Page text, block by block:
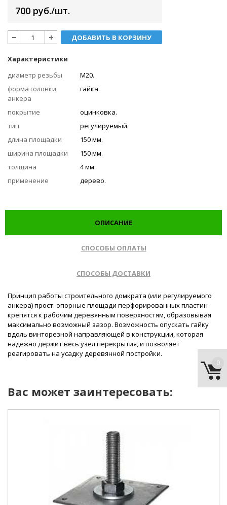
700 руб./шт.
ДОБАВИТЬ В КОРЗИНУ
Характеристики
диаметр резьбы
М20.
форма головки
анкера
гайка.
покрытие
оцинковка.
тип
регулируемый.
длина площадки
150 мм.
ширина площадки
150 мм.
толщина
4 мм.
применение
дерево.
ОПИСАНИЕ
СПОСОБЫ ОПЛАТЫ
СПОСОБЫ ДОСТАВКИ
Принцип работы строительного домкрата (или регулируемого
анкера) прост: опорные площади перфорированных пластин
крепятся к рабочим деревянным поверхностям, образовывая
максимально возможный зазор. Возможность опускать гайку
вдоль винторезной направляющей в конструкции, которая
надежно держит весь узел перекрытия, и позволяет
реагировать на усадку деревянной постройки.
Вас может заинтересовать:
регулируемый
0